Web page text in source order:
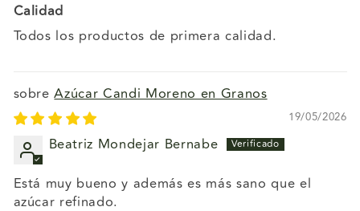
Calidad
Todos los productos de primera calidad.
Azúcar Candi Moreno en Granos
19/05/2026
Beatriz Mondejar Bernabe
Está muy bueno y además es más sano que el
azúcar refinado.